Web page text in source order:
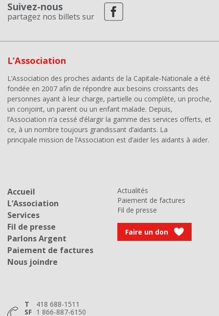
Suivez-nous
partagez nos billets sur
L’Association
L’Association des proches aidants de la Capitale-Nationale a été
fondée en 2007 afin de répondre aux besoins croissants des
personnes ayant à leur charge, partielle ou complète, un proche,
un conjoint, un parent ou un enfant malade. Depuis,
l’Association n’a cessé d’élargir la gamme des services offerts, et
ce, à un nombre toujours grandissant d’aidants. La
principale mission de l’Association est d’aider les aidants à aider.
Accueil
L’Association
Services
Fil de presse
Parlons Argent
Paiement de factures
Nous joindre
Actualités
Paiement de factures
Fil de presse
Faire un don
T
418 688-1511
SF 1 866-887-6150